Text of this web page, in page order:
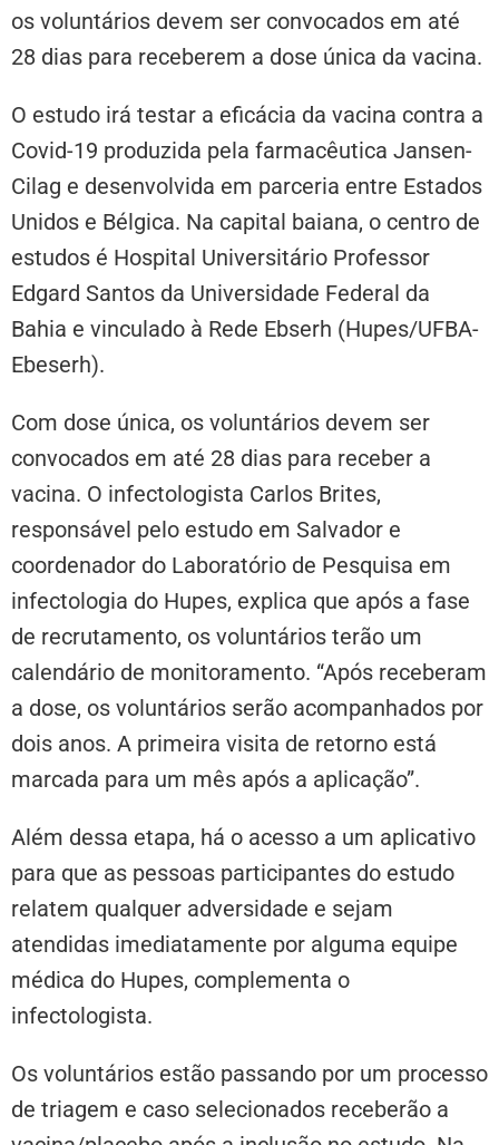
os voluntários devem ser convocados em até
28 dias para receberem a dose única da vacina.
O estudo irá testar a eficácia da vacina contra a
Covid-19 produzida pela farmacêutica Jansen-
Cilag e desenvolvida em parceria entre Estados
Unidos e Bélgica. Na capital baiana, o centro de
estudos é Hospital Universitário Professor
Edgard Santos da Universidade Federal da
Bahia e vinculado à Rede Ebserh (Hupes/UFBA-
Ebeserh).
Com dose única, os voluntários devem ser
convocados em até 28 dias para receber a
vacina. O infectologista Carlos Brites,
responsável pelo estudo em Salvador e
coordenador do Laboratório de Pesquisa em
infectologia do Hupes, explica que após a fase
de recrutamento, os voluntários terão um
calendário de monitoramento. “Após receberam
a dose, os voluntários serão acompanhados por
dois anos. A primeira visita de retorno está
marcada para um mês após a aplicação”.
Além dessa etapa, há o acesso a um aplicativo
para que as pessoas participantes do estudo
relatem qualquer adversidade e sejam
atendidas imediatamente por alguma equipe
médica do Hupes, complementa o
infectologista.
Os voluntários estão passando por um processo
de triagem e caso selecionados receberão a